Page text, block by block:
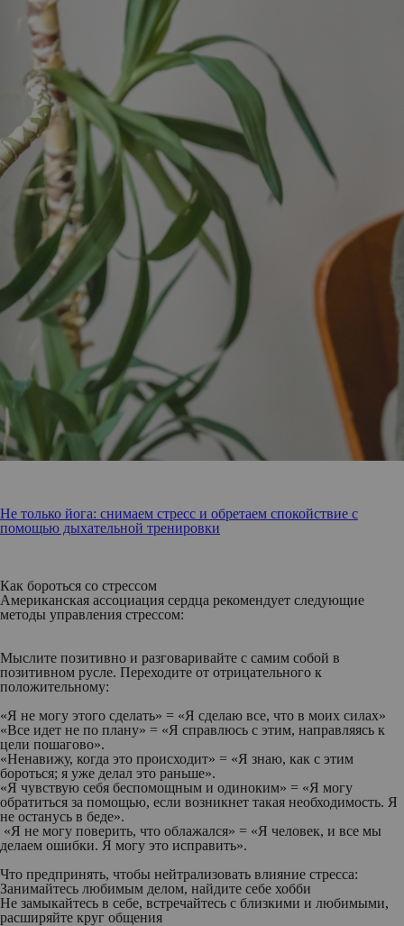
Не только йога: снимаем стресс и обретаем спокойствие с
помощью дыхательной тренировки
Как бороться со стрессом
Американская ассоциация сердца рекомендует следующие
методы управления стрессом:
Мыслите позитивно и разговаривайте с самим собой в
позитивном русле. Переходите от отрицательного к
положительному:
«Я не могу этого сделать» = «Я сделаю все, что в моих силах»
«Все идет не по плану» = «Я справлюсь с этим, направляясь к
цели пошагово».
«Ненавижу, когда это происходит» = «Я знаю, как с этим
бороться; я уже делал это раньше».
«Я чувствую себя беспомощным и одиноким» = «Я могу
обратиться за помощью, если возникнет такая необходимость. Я
не останусь в беде».
«Я не могу поверить, что облажался» = «Я человек, и все мы
делаем ошибки. Я могу это исправить».
Что предпринять, чтобы нейтрализовать влияние стресса:
Занимайтесь любимым делом, найдите себе хобби
Не замыкайтесь в себе, встречайтесь с близкими и любимыми,
расширяйте круг общения